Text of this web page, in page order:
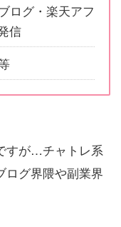
ログ・楽天アフ
信
すが…チャトレ系
ログ界隈や副業界